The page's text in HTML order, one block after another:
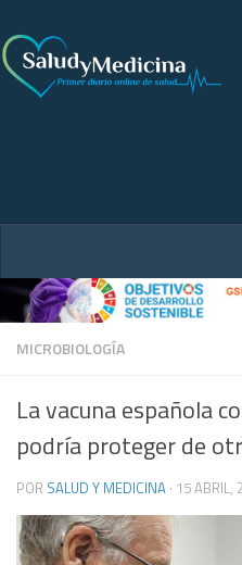
MICROBIOLOGÍA
La vacuna española
podría proteger de
POR SALUD Y MEDICINA · 15 ABRIL,